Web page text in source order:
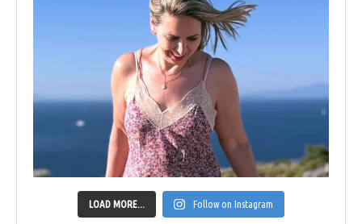
LOAD MORE... Follow on Instagram